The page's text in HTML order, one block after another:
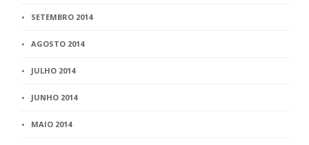
SETEMBRO 2014
AGOSTO 2014
JULHO 2014
JUNHO 2014
MAIO 2014